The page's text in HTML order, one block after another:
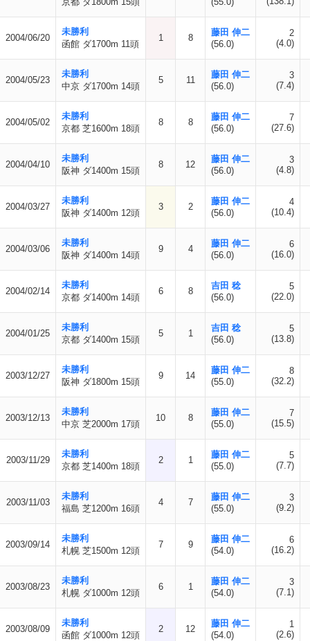
2004/06/20
未勝利
函館 ダ1700m 11頭
1 8
藤田 伸二
(56.0)
2
(4.0)
2004/05/23
未勝利
中京 ダ1700m 14頭
5 11
藤田 伸二
(56.0)
3
(7.4)
2004/05/02
未勝利
京都 芝1600m 18頭
8 8
藤田 伸二
(56.0)
7
(27.6)
2004/04/10
未勝利
阪神 ダ1400m 15頭
8 12
藤田 伸二
(56.0)
3
(4.8)
2004/03/27
未勝利
阪神 ダ1400m 12頭
3 2
藤田 伸二
(56.0)
4
(10.4)
2004/03/06
未勝利
阪神 ダ1400m 14頭
9 4
藤田 伸二
(56.0)
6
(16.0)
2004/02/14
未勝利
京都 ダ1400m 14頭
6 8
吉田 稔
(56.0)
5
(22.0)
2004/01/25
未勝利
京都 ダ1400m 15頭
5 1
吉田 稔
(56.0)
5
(13.8)
2003/12/27
未勝利
阪神 ダ1800m 15頭
9 14
藤田 伸二
(55.0)
8
(32.2)
2003/12/13
未勝利
中京 芝2000m 17頭
10 8
藤田 伸二
(55.0)
7
(15.5)
2003/11/29
未勝利
京都 芝1400m 18頭
2 1
藤田 伸二
(55.0)
5
(7.7)
2003/11/03
未勝利
福島 芝1200m 16頭
4 7
藤田 伸二
(55.0)
3
(9.2)
2003/09/14
未勝利
札幌 芝1500m 12頭
7 9
藤田 伸二
(54.0)
6
(16.2)
2003/08/23
未勝利
札幌 ダ1000m 12頭
6 1
藤田 伸二
(54.0)
3
(7.1)
2003/08/09
未勝利
函館 ダ1000m 12頭
2 12
藤田 伸二
(54.0)
1
(2.6)